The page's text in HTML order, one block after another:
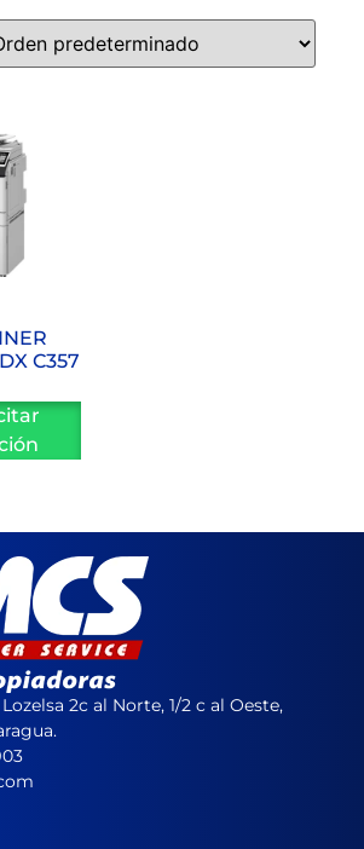
C357
2c al Norte, 1/2 c al Oeste,